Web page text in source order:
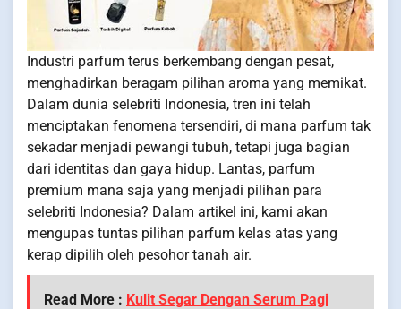
Industri parfum terus berkembang dengan pesat,
menghadirkan beragam pilihan aroma yang memikat.
Dalam dunia selebriti Indonesia, tren ini telah
menciptakan fenomena tersendiri, di mana parfum tak
sekadar menjadi pewangi tubuh, tetapi juga bagian
dari identitas dan gaya hidup. Lantas, parfum
premium mana saja yang menjadi pilihan para
selebriti Indonesia? Dalam artikel ini, kami akan
mengupas tuntas pilihan parfum kelas atas yang
kerap dipilih oleh pesohor tanah air.
Read More : Kulit Segar Dengan Serum Pagi